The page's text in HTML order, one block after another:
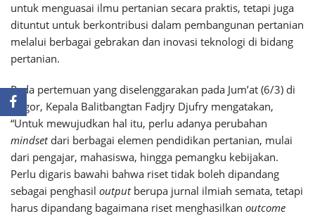
untuk menguasai ilmu pertanian secara praktis, tetapi juga
dituntut untuk berkontribusi dalam pembangunan pertanian
melalui berbagai gebrakan dan inovasi teknologi di bidang
pertanian.
Pada pertemuan yang diselenggarakan pada Jum’at (6/3) di
Bogor, Kepala Balitbangtan Fadjry Djufry mengatakan,
“Untuk mewujudkan hal itu, perlu adanya perubahan
mindsetdari berbagai elemen pendidikan pertanian, mulai
dari pengajar, mahasiswa, hingga pemangku kebijakan.
Perlu digaris bawahi bahwa riset tidak boleh dipandang
sebagai penghasil outputberupa jurnal ilmiah semata, tetapi
harus dipandang bagaimana riset menghasilkan outcome